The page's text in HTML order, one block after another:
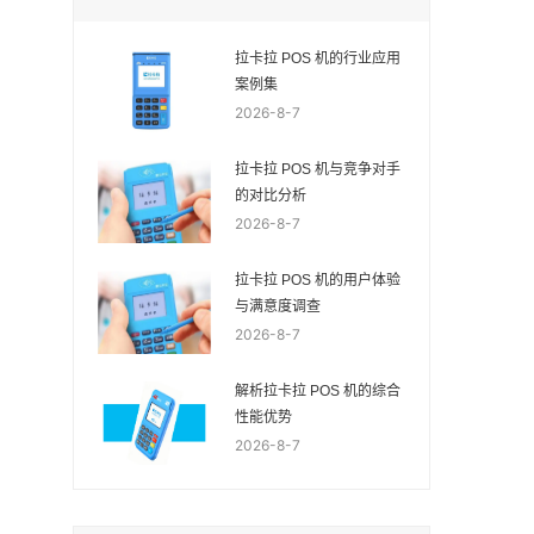
拉卡拉 POS 机的行业应用
案例集
2026-8-7
拉卡拉 POS 机与竞争对手
的对比分析
2026-8-7
拉卡拉 POS 机的用户体验
与满意度调查
2026-8-7
解析拉卡拉 POS 机的综合
性能优势
2026-8-7